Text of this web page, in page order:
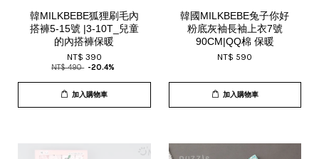
韓MILKBEBE狐狸刷毛內
搭褲5-15號 |3-10T_兒童
的內搭褲保暖
NT$ 390
NT$ 490 -20.4%
加入購物車
韓國MILKBEBE兔子你好
粉底灰袖長袖上衣7號
90CM|QQ棉 保暖
NT$ 590
加入購物車